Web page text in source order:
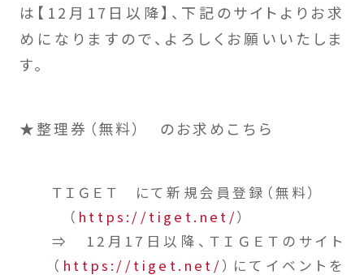
は【12月17日以降】、下記のサイトよりお求
めになりますので、よろしくお願いいたしま
す。
★整理券（無料） のお求めこちら
ＴＩＧＥＴ にて新規会員登録（無料）
（ https://tiget.net/）
⇒ 12月17日以降、ＴＩＧＥＴのサイト
（ https://tiget.net/）にてイベントを